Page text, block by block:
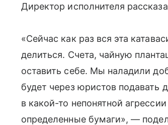
Директор исполнителя
«Сейчас как раз вся эта
делиться. Счета, чайную
оставить себе. Мы наладили
будет через юристов подавать
в какой-то непонятной
определенные бумаги», —